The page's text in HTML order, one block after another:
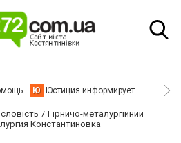
Ю Юстиция информирует
Гірничо-металургійний
Константиновка